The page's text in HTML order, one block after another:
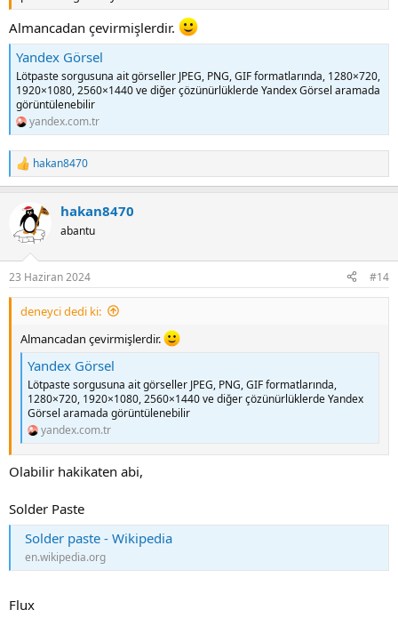
Almancadan çevirmişlerdir.
Yandex Görsel
Lötpaste sorgusuna ait görseller JPEG, PNG, GIF formatlarında, 1280×720,
1920×1080, 2560×1440 ve diğer çözünürlüklerde Yandex Görsel aramada
görüntülenebilir
yandex.com.tr
R
e
i
s
:
hakan8470
hakan8470
abantu
23 Haziran 2024 #14
deneyci dedi ki:
Almancadan çevirmişlerdir.
Yandex Görsel
Lötpaste sorgusuna ait görseller JPEG, PNG, GIF formatlarında,
1280×720, 1920×1080, 2560×1440 ve diğer çözünürlüklerde Yandex
Görsel aramada görüntülenebilir
yandex.com.tr
Olabilir hakikaten abi,
Solder Paste
Solder paste - Wikipedia
en.wikipedia.org
Flux